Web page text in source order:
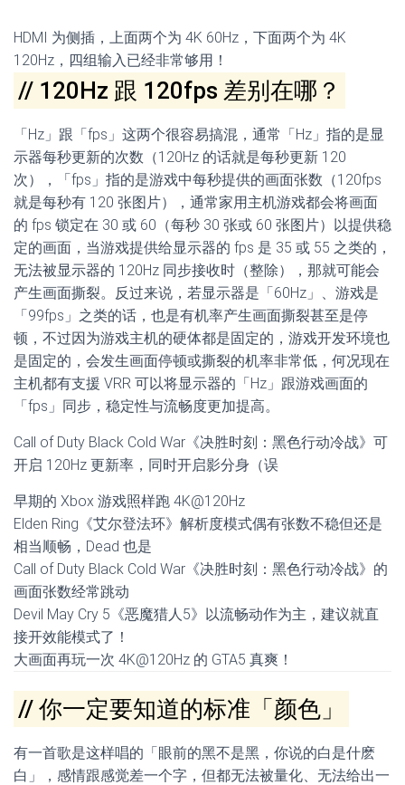
HDMI 为侧插，上面两个为 4K 60Hz，下面两个为 4K
120Hz，四组输入已经非常够用！
// 120Hz 跟 120fps 差别在哪？
「Hz」跟「fps」这两个很容易搞混，通常「Hz」指的是显
示器每秒更新的次数（120Hz 的话就是每秒更新 120
次），「fps」指的是游戏中每秒提供的画面张数（120fps
就是每秒有 120 张图片），通常家用主机游戏都会将画面
的 fps 锁定在 30 或 60（每秒 30 张或 60 张图片）以提供稳
定的画面，当游戏提供给显示器的 fps 是 35 或 55 之类的，
无法被显示器的 120Hz 同步接收时（整除），那就可能会
产生画面撕裂。反过来说，若显示器是「60Hz」、游戏是
「99fps」之类的话，也是有机率产生画面撕裂甚至是停
顿，不过因为游戏主机的硬体都是固定的，游戏开发环境也
是固定的，会发生画面停顿或撕裂的机率非常低，何况现在
主机都有支援 VRR 可以将显示器的「Hz」跟游戏画面的
「fps」同步，稳定性与流畅度更加提高。
Call of Duty Black Cold War《决胜时刻：黑色行动冷战》可
开启 120Hz 更新率，同时开启影分身（误
早期的 Xbox 游戏照样跑 4K@120Hz
Elden Ring《艾尔登法环》解析度模式偶有张数不稳但还是
相当顺畅，Dead 也是
Call of Duty Black Cold War《决胜时刻：黑色行动冷战》的
画面张数经常跳动
Devil May Cry 5《恶魔猎人5》以流畅动作为主，建议就直
接开效能模式了！
大画面再玩一次 4K@120Hz 的 GTA5 真爽！
// 你一定要知道的标准「颜色」
有一首歌是这样唱的「眼前的黑不是黑，你说的白是什麽
白」，感情跟感觉差一个字，但都无法被量化、无法给出一